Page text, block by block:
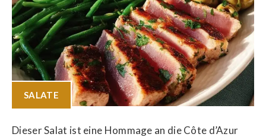
SALATE
Dieser Salat ist eine Hommage an die Côte d’Azur